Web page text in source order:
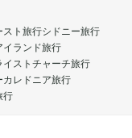
スト旅行シドニー旅行
イランド旅行
イストチャーチ旅行
カレドニア旅行
行